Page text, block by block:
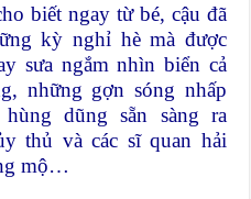
biết ngay từ bé, cậu đã
kỳ nghỉ hè mà được
sưa ngắm nhìn biển cả
những gợn sóng nhấp
dũng sẵn sàng ra
thủ và các sĩ quan hải
mộ…